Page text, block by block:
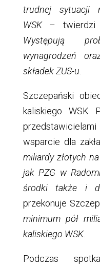
trudnej sytuacji
WSK– twierdzi
Występują
wynagrodzeń
składek ZUS-u
Szczepański
kaliskiego WSK
wsparcie dla
miliardy złotych
jak PZG w
środki także i
przekonuje
minimum pół
kaliskiego WSK.
Podczas